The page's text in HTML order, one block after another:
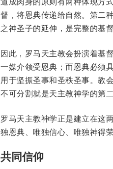
督，将恩典传递给自然。第二
之神圣子的延伸，是完整的基
因此，罗马天主教会扮演着基
一媒介领受恩典；而恩典必须
用于坚振圣事和圣秩圣事。教
不可分割就是天主教神学的第二
罗马天主教神学正是建立在这
独恩典、唯独信心、唯独神得
共同信仰